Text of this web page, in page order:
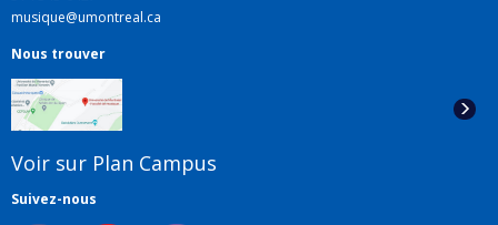
musique@umontreal.ca
Nous trouver
Voir sur Plan Campus
Suivez-nous